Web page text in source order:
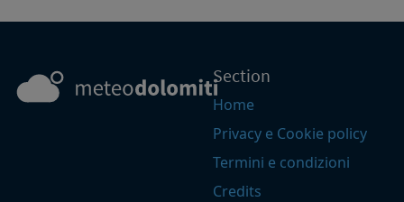
Section
Home
Privacy e Cookie policy
Termini e condizioni
Credits